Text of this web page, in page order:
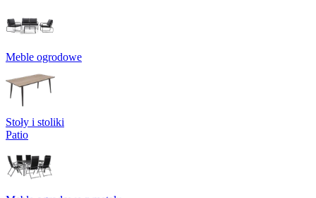
Meble ogrodowe
Stoły i stoliki
Patio